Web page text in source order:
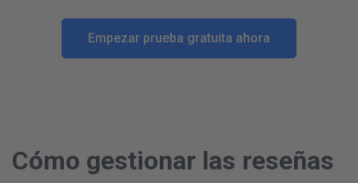
Empezar prueba gratuita ahora
Cómo gestionar las reseñas